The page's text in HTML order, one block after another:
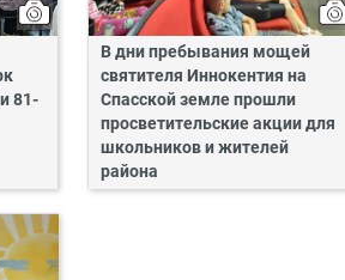
81-
В дни пребывания мощей
святителя Иннокентия на
Спасской земле прошли
просветительские акции для
школьников и жителей
района